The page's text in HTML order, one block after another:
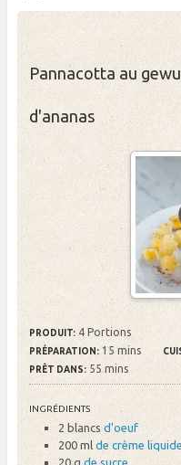
Pannacotta au
d'ananas
PRODUIT: 4 Portions
PRÉPARATION: 15 mins
PRÊT DANS: 55 mins
INGRÉDIENTS
2 blancs d'oeuf
200 ml de crème liquide